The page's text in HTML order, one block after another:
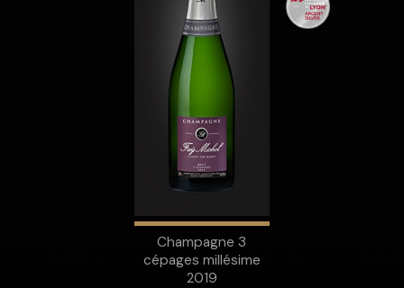
Champagne 3
cépages millésime
2019